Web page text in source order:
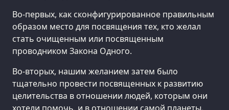
Во-первых, как сконфигурированное правильным
образом место для посвящения тех, кто желал
стать очищенным или посвященным
проводником Закона Одного.
Во-вторых, нашим желанием затем было
тщательно провести посвященных к развитию
целительства в отношении людей, которым они
хотели помочь, и в отношении самой планеты.